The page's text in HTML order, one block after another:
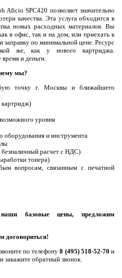
Aficio SPC420 позволяет значительно
качества. Эта услуга обходится в
новых расходных материалов. Вы
в офис, так и на дом, или приехать к
заправку по минимальной цене. Ресурс
же, как у нового картриджа.
и деньги.
мы?
точку г. Москвы и ближайшего
картридж)
уровня
оборудования и инструмента
расчет с НДС)
тонера)
вопросам, связанным с печатной
базовые цены, предложим
договориться!
по телефону8 (495) 518-52-70 и
закажите обратный звонок.